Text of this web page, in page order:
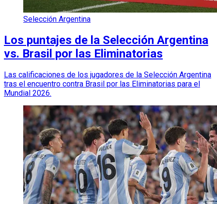
Selección Argentina
Los puntajes de la Selección Argentina
vs. Brasil por las Eliminatorias
Las calificaciones de los jugadores de la Selección Argentina
tras el encuentro contra Brasil por las Eliminatorias para el
Mundial 2026.